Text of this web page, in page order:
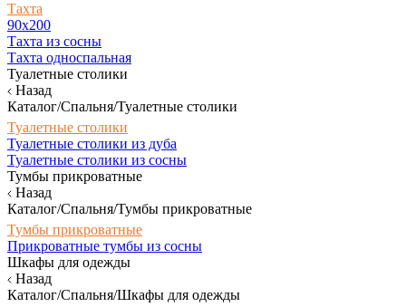
Тахта
90х200
Тахта из сосны
Тахта односпальная
Туалетные столики
Назад
Каталог/Спальня/Туалетные столики
Туалетные столики
Туалетные столики из дуба
Туалетные столики из сосны
Тумбы прикроватные
Назад
Каталог/Спальня/Тумбы прикроватные
Тумбы прикроватные
Прикроватные тумбы из сосны
Шкафы для одежды
Назад
Каталог/Спальня/Шкафы для одежды